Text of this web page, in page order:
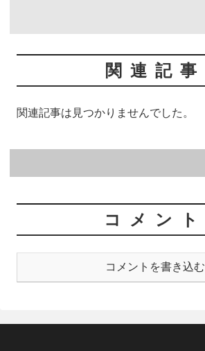
関連記事
関連記事は見つかりませんでした。
コメント
コメントを書き込む